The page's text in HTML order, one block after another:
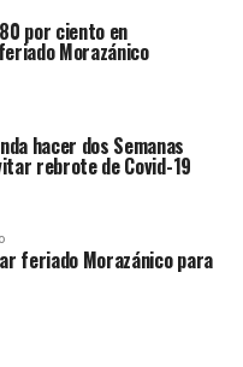
por ciento en
Morazánico
hacer dos Semanas
rebrote de Covid-19
feriado Morazánico para